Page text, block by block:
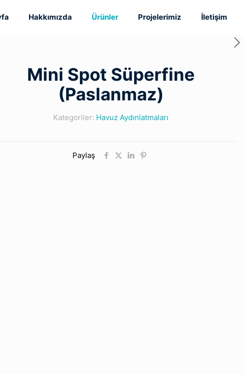
Hakkımızda Ürünler Projelerimiz İletişim
Mini Spot Süperfine
(Paslanmaz)
Kategoriler: Havuz Aydınlatmaları
Paylaş